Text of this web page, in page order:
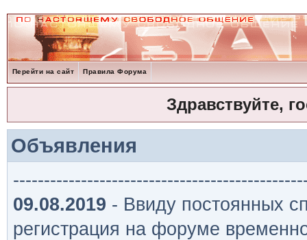
Перейти на сайт Правила Форума
Здравствуйте,
Объявления
09.08.2019 - Ввиду постоянных
регистрация на форуме